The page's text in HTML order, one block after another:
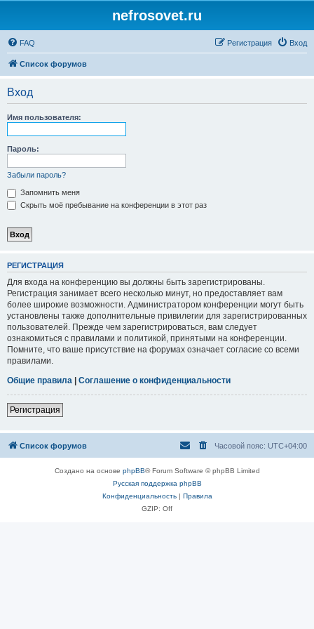
nefrosovet.ru
FAQ Вход
Регистрация
Список форумов
Вход
Имя пользователя:
Пароль:
Забыли пароль?
Запомнить меня
Скрыть моё пребывание на конференции в этот раз
РЕГИСТРАЦИЯ
Для входа на конференцию вы должны быть зарегистрированы.
Регистрация занимает всего несколько минут, но предоставляет вам
более широкие возможности. Администратором конференции могут быть
установлены также дополнительные привилегии для зарегистрированных
пользователей. Прежде чем зарегистрироваться, вам следует
ознакомиться с правилами и политикой, принятыми на конференции.
Помните, что ваше присутствие на форумах означает согласие со всеми
правилами.
Общие правила | Соглашение о конфиденциальности
Регистрация
Список форумов Часовой пояс: UTC+04:00
Создано на основе phpBB® Forum Software © phpBB Limited
Русская поддержка phpBB
Конфиденциальность| Правила
GZIP: Off